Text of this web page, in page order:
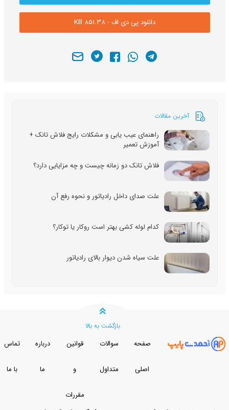
دانلود پی دی اف - 851.38 KB
آخرین مقالات
راهنمای عیب یابی و مشکلات رایج فلاش تانک +
آموزش تعمیر
فلاش تانک دو زمانه چیست و چه مزایایی دارد؟
علت صدای داخل رادیاتور و نحوه رفع آن
کدام لوله کشی بهتر است روکار یا توکار؟
علت سیاه شدن دیوار بالای رادیاتور
صفحه
اصلی
سوالات
متداول
قوانین
مقررات
درباره تماس
بازگشت به بالا